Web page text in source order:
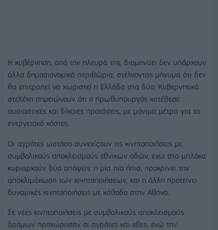
Η κυβέρνηση, από την πλευρά της, διαμηνύει δεν υπάρχουν
άλλα δημοσιονομικά περιθώρια, στέλνοντας μήνυμα ότι δεν
θα επιτραπεί να χωριστεί η Ελλάδα στα δύο. Κυβερνητικά
στελέχη σημειώνουν ότι ο πρωθυπουργός κατέθεσε
ουσιαστικές και δίκαιες προτάσεις, με μόνιμα μέτρα για το
ενεργειακό κόστος.
Οι αγρότες ωστόσο συνεχίζουν τις κινητοποιήσεις με
συμβολικούς αποκλεισμούς εθνικών οδών, ενώ στα μπλόκα
κυριαρχούν δύο απόψεις: η μία πιο ήπια, προκρίνει την
αποκλιμάκωση των κινητοποιήσεων, και η άλλη προτείνει
δυναμικές κινητοποιήσεις με κάθοδο στην Αθήνα.
Σε νέες κινητοποιήσεις με συμβολικούς αποκλεισμούς
δρόμων προχώρησαν οι αγρότες και χθες, ενώ την